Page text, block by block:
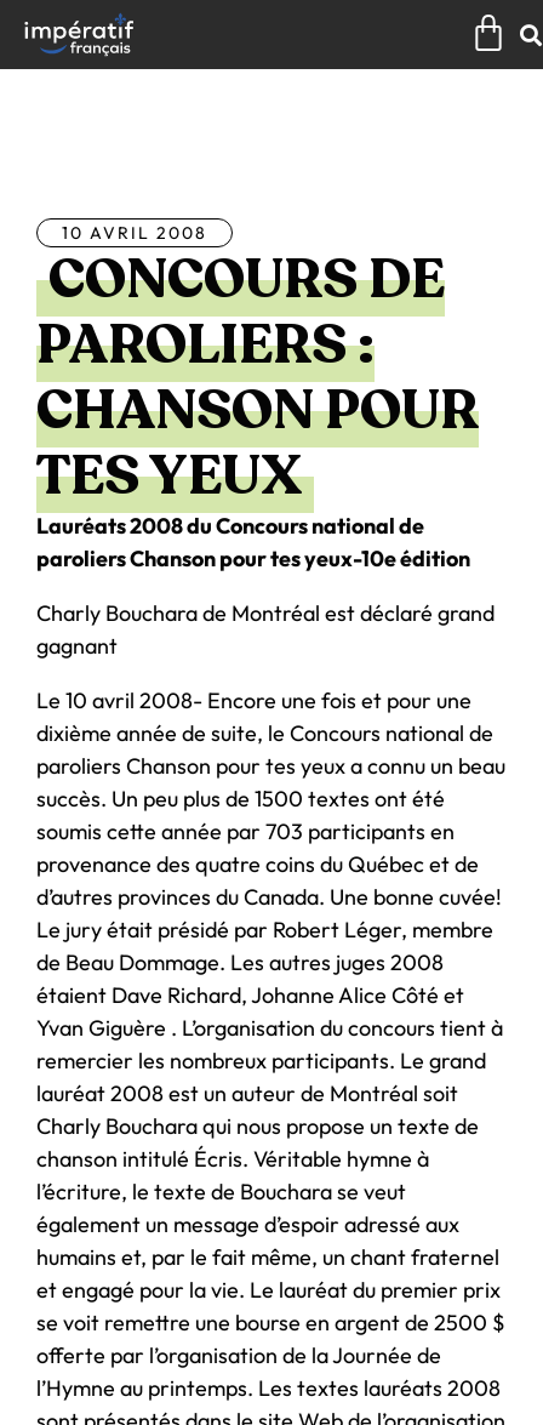
contenu
10 AVRIL 2008
CONCOURS DE
PAROLIERS :
CHANSON POUR
TES YEUX
Lauréats 2008 du Concours national de
paroliers Chanson pour tes yeux-10e édition
Charly Bouchara de Montréal est déclaré grand
gagnant
Le 10 avril 2008- Encore une fois et pour une
dixième année de suite, le Concours national de
paroliers Chanson pour tes yeux a connu un beau
succès. Un peu plus de 1500 textes ont été
soumis cette année par 703 participants en
provenance des quatre coins du Québec et de
d’autres provinces du Canada. Une bonne cuvée!
Le jury était présidé par Robert Léger, membre
de Beau Dommage. Les autres juges 2008
étaient Dave Richard, Johanne Alice Côté et
Yvan Giguère . L’organisation du concours tient à
remercier les nombreux participants. Le grand
lauréat 2008 est un auteur de Montréal soit
Charly Bouchara qui nous propose un texte de
chanson intitulé Écris. Véritable hymne à
l’écriture, le texte de Bouchara se veut
également un message d’espoir adressé aux
humains et, par le fait même, un chant fraternel
et engagé pour la vie. Le lauréat du premier prix
se voit remettre une bourse en argent de 2500 $
offerte par l’organisation de la Journée de
l’Hymne au printemps. Les textes lauréats 2008